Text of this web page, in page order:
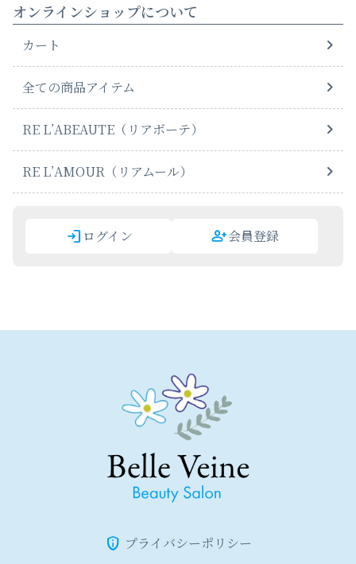
オンラインショップについて
カート
全ての商品アイテム
RE L’ABEAUTE（リアボーテ）
RE L’AMOUR（リアムール）
ログイン 会員登録
プライバシーポリシー